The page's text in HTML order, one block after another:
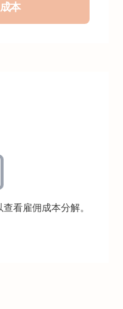
本
看雇佣成本分解。